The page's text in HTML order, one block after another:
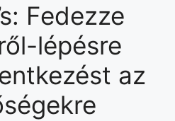
Fedezze
lépésre
az